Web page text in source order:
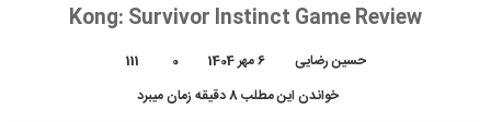
Kong: Survivor Instinct Game Review
حسین رضایی 6 مهر 1404 0
111
خواندن این مطلب 8 دقیقه زمان میبرد